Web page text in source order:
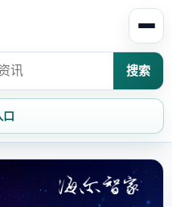
搜索
口